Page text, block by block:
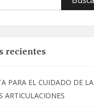
recientes
PARA EL CUIDADO DE LA
ARTICULACIONES